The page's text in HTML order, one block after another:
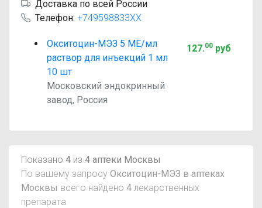
Доставка по всей России
Телефон: +749598833XX
Окситоцин-МЭЗ 5 МЕ/мл
раствор для инъекций 1 мл
10 шт
Московский эндокринный
завод, Россия
127.00руб
Показано 4 из 4 аптеки Москвы
По вашему запросу Окситоцин-МЭЗ в аптеках
Москвы всего найдено 4 лекарственных
препарата